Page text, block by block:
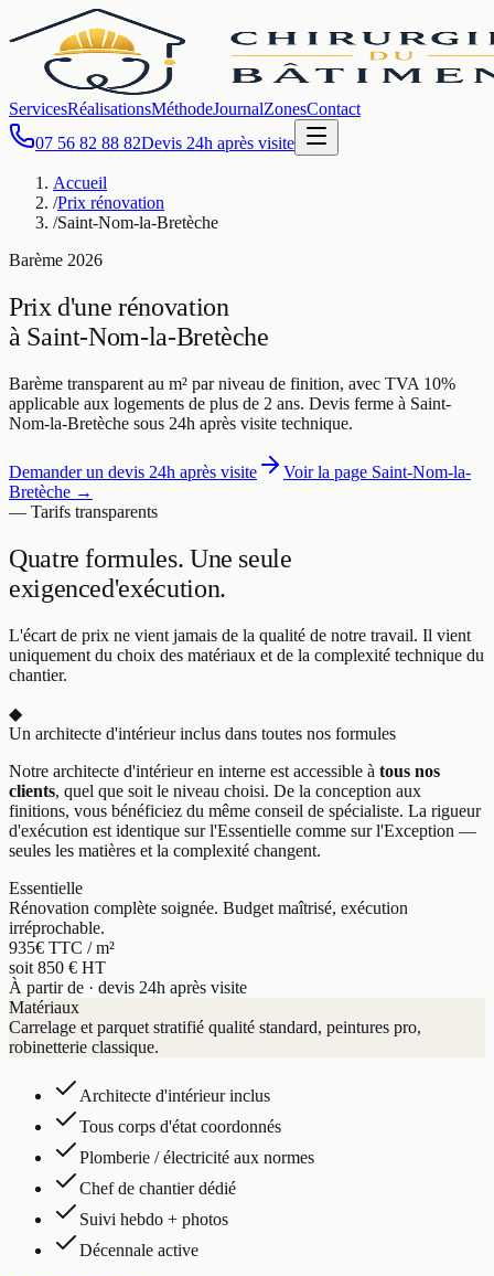
ServicesRéalisationsMéthodeJournalZonesContact
07 56 82 88 82Devis 24h après visite
Accueil
/Prix rénovation
/Saint-Nom-la-Bretèche
Barème 2026
Prix d'une rénovation
à Saint-Nom-la-Bretèche
Barème transparent au m² par niveau de finition, avec TVA 10%
applicable aux logements de plus de 2 ans. Devis ferme à Saint-
Nom-la-Bretèche sous 24h après visite technique.
Demander un devis 24h après visite Voir la page Saint-Nom-la-
Bretèche →
— Tarifs transparents
Quatre formules. Une seule
exigenced'exécution.
L'écart de prix ne vient jamais de la qualité de notre travail. Il vient
uniquement du choix des matériaux et de la complexité technique du
chantier.
◆
Un architecte d'intérieur inclus dans toutes nos formules
Notre architecte d'intérieur en interne est accessible à tous nos
clients, quel que soit le niveau choisi. De la conception aux
finitions, vous bénéficiez du même conseil de spécialiste. La rigueur
d'exécution est identique sur l'Essentielle comme sur l'Exception —
seules les matières et la complexité changent.
Essentielle
Rénovation complète soignée. Budget maîtrisé, exécution
irréprochable.
935€ TTC / m²
soit 850 € HT
À partir de · devis 24h après visite
Matériaux
Carrelage et parquet stratifié qualité standard, peintures pro,
robinetterie classique.
Architecte d'intérieur inclus
Tous corps d'état coordonnés
Plomberie / électricité aux normes
Chef de chantier dédié
Suivi hebdo + photos
Décennale active